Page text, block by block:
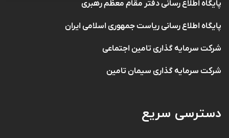
پایگاه اطلاع رسانی دفتر مقام معظم رهبری
پایگاه اطلاع رسانی ریاست جمهوری اسلامی ایران
شرکت سرمایه گذاری تامین اجتماعی
شرکت سرمایه گذاری سیمان تامین
دسترسی سریع